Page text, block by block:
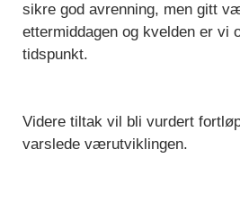
sikre god avrenning, men gitt
ettermiddagen og kvelden er vi
tidspunkt.
Videre tiltak vil bli vurdert
varslede værutviklingen.